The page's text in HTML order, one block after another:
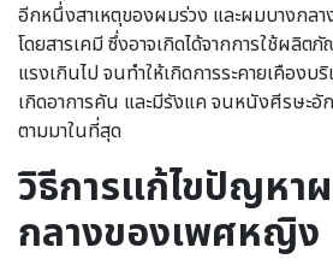
อีกหนึ่งสาเหตุของผมร่วง และผมบางกลา
โดยสารเคมี ซึ่งอาจเกิดได้จากการใช้ผลิ
แรงเกินไป จนทำให้เกิดการระคายเคือง
เกิดอาการคัน และมีรังแค จนหนังศีรษะอั
ตามมาในที่สุด
วิธีการแก้ไขปัญหา
กลางของเพศหญิง